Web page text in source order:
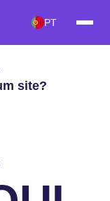
PT
site?